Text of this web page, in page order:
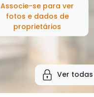
Associe-se para ver
fotos e dados de
proprietários
Ver